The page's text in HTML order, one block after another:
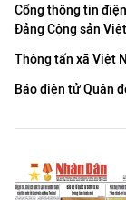
Cổng thông tin
Đảng Cộng sản
Thông tấn xã Việt
Báo điện tử Quân